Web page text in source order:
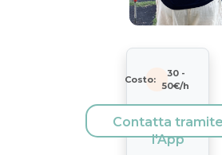
Costo:
30-
50€/h
Contatta
l'App